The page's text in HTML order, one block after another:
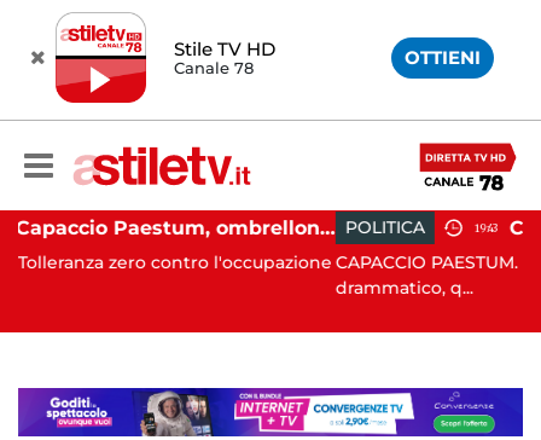
Stile TV HD
Canale 78 OTTIENI
Capaccio Paestum, ombrellone selvaggio: blitz della Municipale, sgomberate tutte le spiagge libere
l'occupazione
POLITICA 19:43
CAPACCIO PAESTUM. È stato un